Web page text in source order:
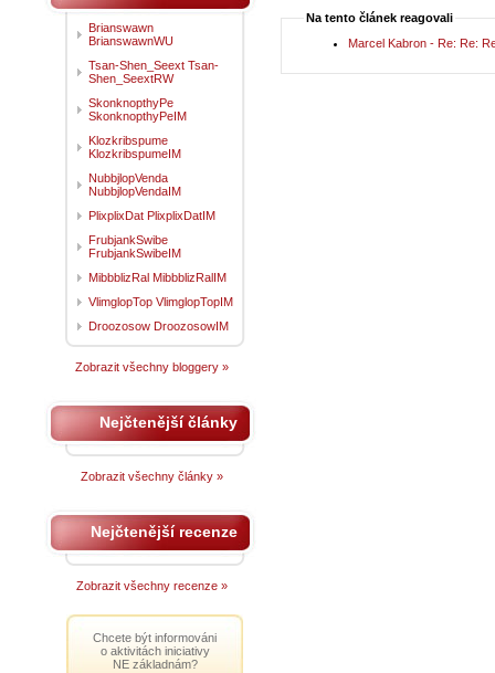
Na tento článek reagovali
Marcel Kabron - Re: Re:
Brianswawn
BrianswawnWU
Tsan-Shen_Seext Tsan-
Shen_SeextRW
SkonknopthyPe
SkonknopthyPeIM
Klozkribspume
KlozkribspumeIM
NubbjlopVenda
NubbjlopVendaIM
PlixplixDat PlixplixDatIM
FrubjankSwibe
FrubjankSwibeIM
MibbblizRal MibbblizRalIM
VlimglopTop VlimglopTopIM
Droozosow DroozosowIM
Zobrazit všechny bloggery »
Nejčtenější články
Zobrazit všechny články »
Nejčtenější recenze
Zobrazit všechny recenze »
Chcete být informováni
o aktivitách iniciativy
NE základnám?